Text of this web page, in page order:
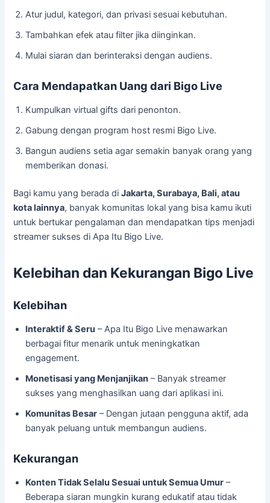
Atur judul, kategori, dan privasi sesuai kebutuhan.
Tambahkan efek atau filter jika diinginkan.
Mulai siaran dan berinteraksi dengan audiens.
Cara Mendapatkan Uang dari Bigo Live
Kumpulkan virtual gifts dari penonton.
Gabung dengan program host resmi Bigo Live.
Bangun audiens setia agar semakin banyak orang yang
memberikan donasi.
Bagi kamu yang berada diJakarta, Surabaya, Bali, atau
kota lainnya, banyak komunitas lokal yang bisa kamu ikuti
untuk bertukar pengalaman dan mendapatkan tips menjadi
streamer sukses di Apa Itu Bigo Live.
Kelebihan dan Kekurangan Bigo Live
Kelebihan
Interaktif & Seru – Apa Itu Bigo Live menawarkan
berbagai fitur menarik untuk meningkatkan
engagement.
Monetisasi yang Menjanjikan – Banyak streamer
sukses yang menghasilkan uang dari aplikasi ini.
Komunitas Besar – Dengan jutaan pengguna aktif, ada
banyak peluang untuk membangun audiens.
Kekurangan
Konten Tidak Selalu Sesuai untuk Semua Umur –
Beberapa siaran mungkin kurang edukatif atau tidak